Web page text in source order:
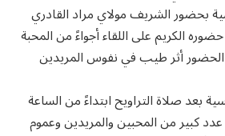
بحضور الشريف مولاي مراد القادري
الكريم على اللقاء أجواءً من المحبة
الحضور أثر طيب في نفوس المريدين
بعد صلاة التراويح ابتداءً من الساعة
عدد كبير من المحبين والمريدين وعموم